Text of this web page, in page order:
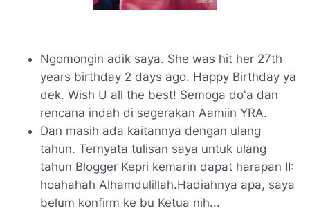
Ngomongin adik saya. She was hit her 27th
years birthday 2 days ago. Happy Birthday ya
dek. Wish U all the best! Semoga do'a dan
rencana indah di segerakan Aamiin YRA.
Dan masih ada kaitannya dengan ulang
tahun. Ternyata tulisan saya untuk ulang
tahun Blogger Kepri kemarin dapat harapan II:
hoahahah Alhamdulillah.Hadiahnya apa, saya
belum konfirm ke bu Ketua nih...